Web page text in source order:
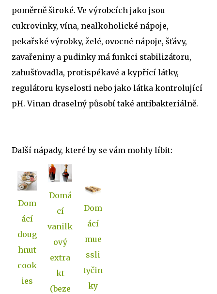
poměrně široké. Ve výrobcích jako jsou
cukrovinky, vína, nealkoholické nápoje,
pekařské výrobky, želé, ovocné nápoje, šťávy,
zavařeniny a pudinky má funkci stabilizátoru,
zahušťovadla, protispékavé a kypřící látky,
regulátoru kyselosti nebo jako látka kontrolující
pH. Vinan draselný působí také antibakteriálně.
Další nápady, které by se vám mohly líbit:
Dom
ácí
doug
hnut
cook
ies
Domá
cí
vanilk
ový
extra
kt
(beze
Dom
ácí
mue
ssli
tyčin
ky